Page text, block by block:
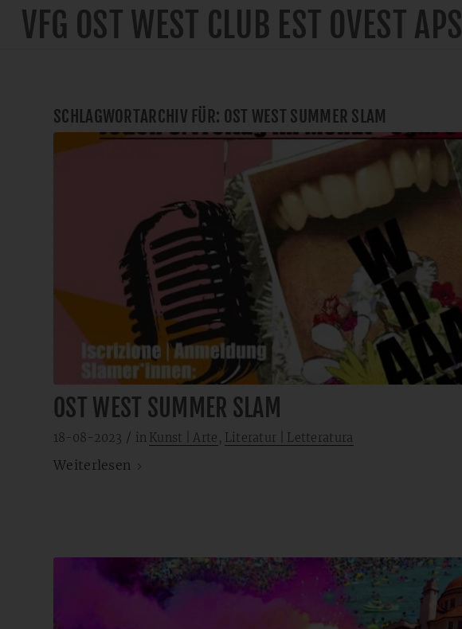
VFG OST WEST CLUB EST OVEST APS
SCHLAGWORTARCHIV FÜR: OST WEST SUMMER SLAM
OST WEST SUMMER SLAM
18-08-2023 / in Kunst | Arte , Literatur | Letteratura
Weiterlesen